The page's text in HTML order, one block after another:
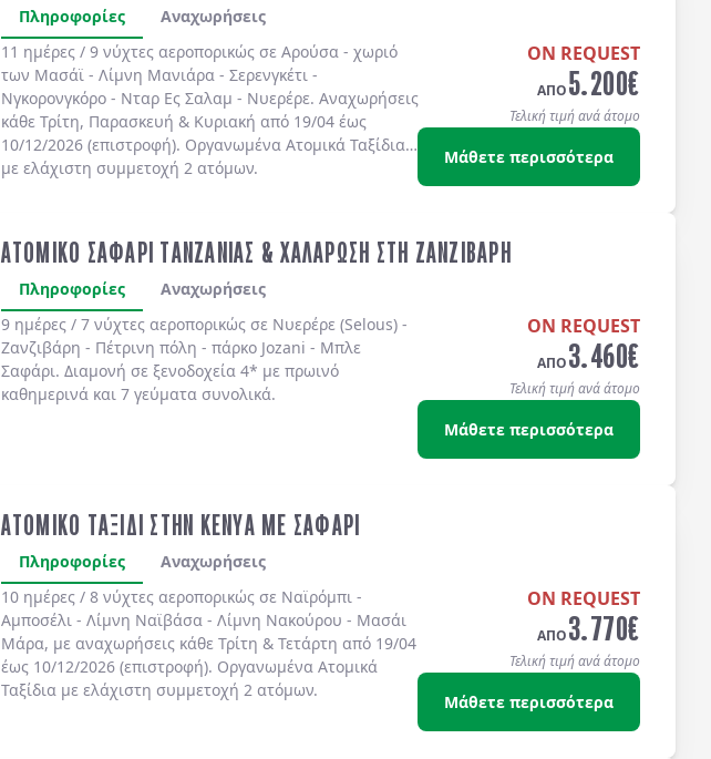
21ου αιώνα ήταν ήδη "το σπίτι" ενός εκατομμυρίου
ανθρώπων. Σήμερα είναι η πιο θεαματική πόλη του
κόσμου, η παγκόσμια πρωτεύουσα του τζόγου.
Υπερπολυτελή ξενοδοχεία, τυχερά παιχνίδια και
εκπληκτικά υπερθεάματα είναι το τρίπτυχο που
καθορίζει τη μοναδική αυτή πόλη που το βράδυ
λαμπυρίζει εκτυφλωτικά και υπόσχεται κάθε είδους
διασκέδαση! To Λας Βέγκας είναι ίσως η μοναδική πόλη
αφού κατασκευάστηκε σχεδόν αποκλειστικά για τους
τουρίστες.
Πληροφορίες
Αναχωρήσεις
11 ημέρες / 9 νύχτες αεροπορικώς σε Αρούσα - χωριό
των Μασάϊ - Λίμνη Μανιάρα - Σερενγκέτι -
Νγκορονγκόρο - Νταρ Ες Σαλαμ - Νυερέρε. Αναχωρήσεις
κάθε Τρίτη, Παρασκευή & Κυριακή από 19/04 έως
10/12/2026 (επιστροφή). Οργανωμένα Ατομικά Ταξίδια
με ελάχιστη συμμετοχή 2 ατόμων.
ON REQUEST
ΑΠΟ5.200€
Τελική τιμή ανά άτομο
Μάθετε περισσότερα
ΑΤΟΜΙΚΟ ΣΑΦΑΡΙ ΤΑΝΖΑΝΙΑΣ & ΧΑΛΑΡΩΣΗ ΣΤΗ ΖΑΝΖΙΒΑΡΗ
Πληροφορίες
Αναχωρήσεις
9 ημέρες / 7 νύχτες αεροπορικώς σε Νυερέρε (Selous) -
Ζανζιβάρη - Πέτρινη πόλη - πάρκο Jozani - Μπλε
Σαφάρι. Διαμονή σε ξενοδοχεία 4* με πρωινό
καθημερινά και 7 γεύματα συνολικά.
ON REQUEST
ΑΠΟ3.460€
Τελική τιμή ανά άτομο
Μάθετε περισσότερα
ΑΤΟΜΙΚΟ ΤΑΞΙΔΙ ΣΤΗΝ ΚΕΝΥΑ ΜΕ ΣΑΦΑΡΙ
Πληροφορίες
Αναχωρήσεις
10 ημέρες / 8 νύχτες αεροπορικώς σε Ναϊρόμπι -
Αμποσέλι - Λίμνη Ναϊβάσα - Λίμνη Νακούρου - Μασάι
Μάρα, με αναχωρήσεις κάθε Τρίτη & Τετάρτη από 19/04
έως 10/12/2026 (επιστροφή). Οργανωμένα Ατομικά
Ταξίδια με ελάχιστη συμμετοχή 2 ατόμων.
ON REQUEST
ΑΠΟ3.770€
Τελική τιμή ανά άτομο
Μάθετε περισσότερα